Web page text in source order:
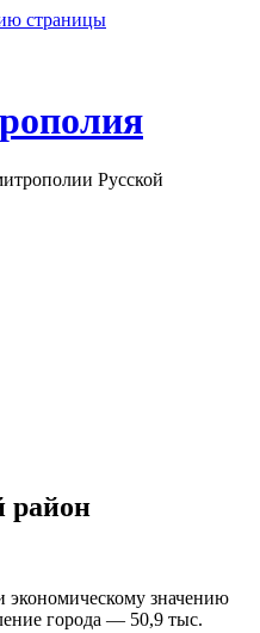
страницы
Русской
район
значению
города — 50,9 тыс.